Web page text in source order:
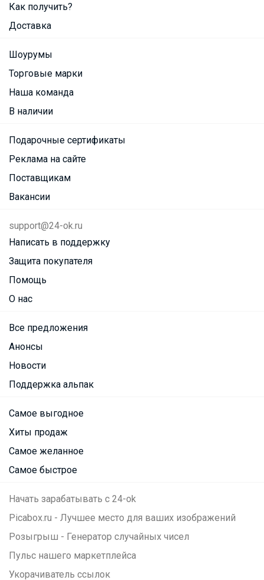
Как получить?
Доставка
Шоурумы
Торговые марки
Наша команда
В наличии
Подарочные сертификаты
Реклама на сайте
Поставщикам
Вакансии
support@24-ok.ru
Написать в поддержку
Защита покупателя
Помощь
О нас
Все предложения
Анонсы
Новости
Поддержка альпак
Самое выгодное
Хиты продаж
Самое желанное
Самое быстрое
Начать зарабатывать с 24-ok
Picabox.ru - Лучшее место для ваших изображений
Розыгрыш - Генератор случайных чисел
Пульс нашего маркетплейса
Укорачиватель ссылок